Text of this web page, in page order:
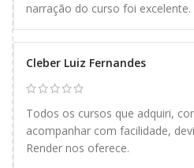
narração do curso foi excelente.
Cleber Luiz Fernandes
Todos os cursos que adquiri,
acompanhar com facilidade,
Render nos oferece.